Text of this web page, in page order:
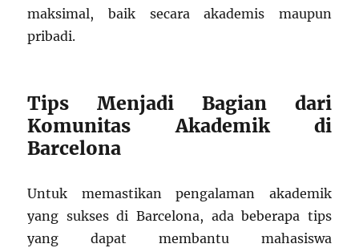
maksimal, baik secara akademis maupun
pribadi.
Tips Menjadi Bagian dari
Komunitas Akademik di
Barcelona
Untuk memastikan pengalaman akademik
yang sukses di Barcelona, ada beberapa tips
yang dapat membantu mahasiswa